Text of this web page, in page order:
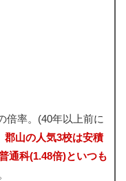
倍率。(40年以上前に
郡山の人気3校は安積
通科(1.48倍)といつも